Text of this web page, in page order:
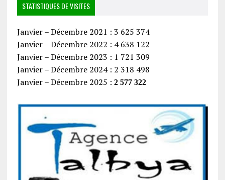
STATISTIQUES DE VISITES
Janvier – Décembre 2021 : 3 625 374
Janvier – Décembre 2022 : 4 638 122
Janvier – Décembre 2023 : 1 721 309
Janvier – Décembre 2024 : 2 318 498
Janvier – Décembre 2025 : 2 577 322